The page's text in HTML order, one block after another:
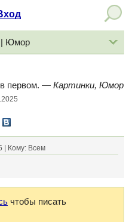
| Юмор
первом. — Картинки, Юмор
| Кому: Всем
чтобы писать